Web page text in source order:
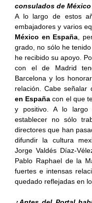
consulados de
A lo largo de estos
embajadores y varios
México en España ,
grado, no sólo he
he recibido su apoyo.
con el de Madrid
Barcelona y los
relación. Cabe señalar
en España con el que
y positivo. A lo
establecer no sólo
directores que han
difundir la cultura
Jorge Valdés Díaz-
Pablo Raphael de la
fuertes e intensas
quedado reflejadas en